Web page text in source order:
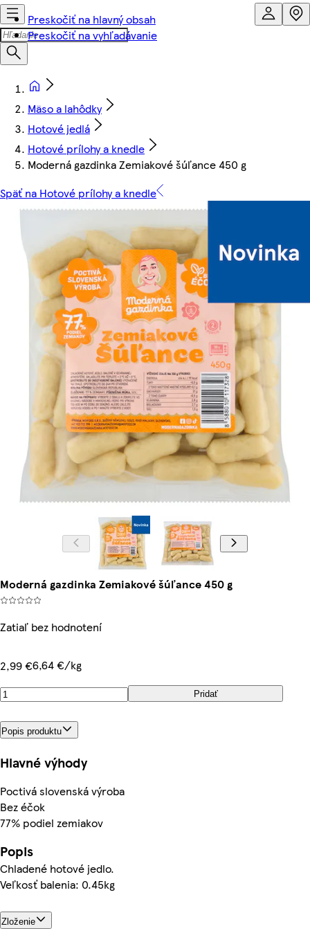
Preskočiť na hlavný obsah
Preskočiť na vyhľadávanie
Mäso a lahôdky
Hotové jedlá
Hotové prílohy a knedle
Moderná gazdinka Zemiakové šúľance 450 g
Späť na Hotové prílohy a knedle
Moderná gazdinka Zemiakové šúľance 450 g
Zatiaľ bez hodnotení
2,99 €6,64 €/kg
Pridať
Popis produktu
Hlavné výhody
Poctivá slovenská výroba
Bez éčok
77% podiel zemiakov
Popis
Chladené hotové jedlo.
Veľkosť balenia: 0.45kg
Zloženie